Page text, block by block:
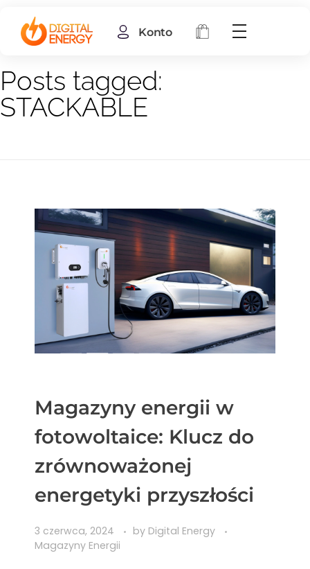
Konto
Home STACKABLE
Posts tagged:
STACKABLE
Magazyny energii w
fotowoltaice: Klucz do
zrównoważonej
energetyki przyszłości
3 czerwca, 2024 by Digital Energy
Magazyny Energii